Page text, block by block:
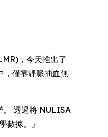
，今天推出了
，僅靠靜脈抽血無
。 透過將 NULISA
數據。」